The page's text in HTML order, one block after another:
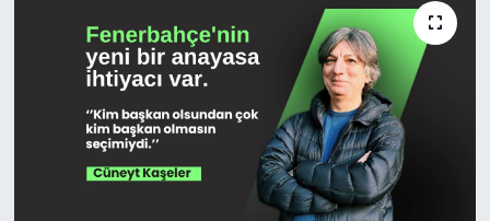
İngiltere Premier Lig
Almanya Bundesliga
La Liga
İngiltere Premier Lig
La Liga
Almanya Bundesliga